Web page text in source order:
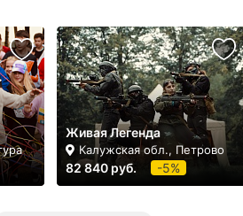
Живая Легенда
Калужская обл., Петрово
82 840 руб. -5%